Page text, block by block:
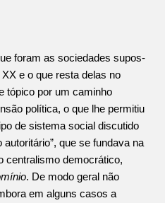
foram as sociedades supos­
e o que resta delas no
tópico por um caminho
política, o que lhe permitiu
de sistema social discutido
que se fundava na
centralismo democrático,
. De modo geral não
em alguns casos a